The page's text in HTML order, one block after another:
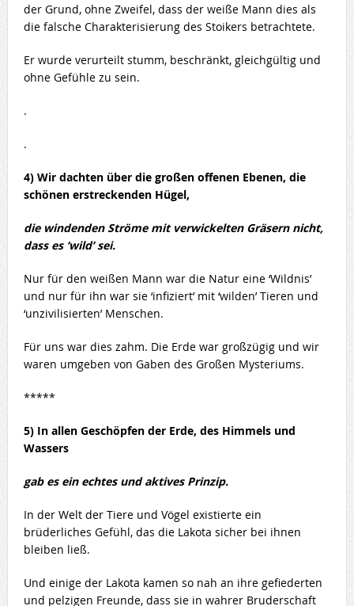
der Grund, ohne Zweifel, dass der weiße Mann dies als
die falsche Charakterisierung des Stoikers betrachtete.
Er wurde verurteilt stumm, beschränkt, gleichgültig und
ohne Gefühle zu sein.
.
.
4) Wir dachten über die großen offenen Ebenen, die
schönen erstreckenden Hügel,
die windenden Ströme mit verwickelten Gräsern nicht,
dass es ‘wild’ sei.
Nur für den weißen Mann war die Natur eine ‘Wildnis’
und nur für ihn war sie ‘infiziert’ mit ‘wilden’ Tieren und
‘unzivilisierten’ Menschen.
Für uns war dies zahm. Die Erde war großzügig und wir
waren umgeben von Gaben des Großen Mysteriums.
*****
5) In allen Geschöpfen der Erde, des Himmels und
Wassers
gab es ein echtes und aktives Prinzip.
In der Welt der Tiere und Vögel existierte ein
brüderliches Gefühl, das die Lakota sicher bei ihnen
bleiben ließ.
Und einige der Lakota kamen so nah an ihre gefiederten
und pelzigen Freunde, dass sie in wahrer Bruderschaft